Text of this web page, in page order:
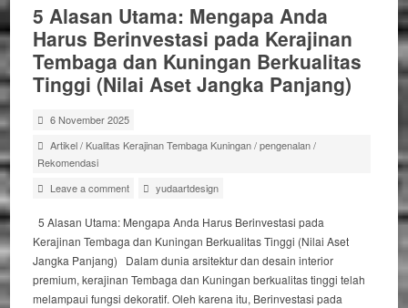
5 Alasan Utama: Mengapa Anda
Harus Berinvestasi pada Kerajinan
Tembaga dan Kuningan Berkualitas
Tinggi (Nilai Aset Jangka Panjang)
6 November 2025
Artikel/ Kualitas Kerajinan Tembaga Kuningan/pengenalan/
Rekomendasi
Leave a comment
yudaartdesign
5 Alasan Utama: Mengapa Anda Harus Berinvestasi pada
Kerajinan Tembaga dan Kuningan Berkualitas Tinggi (Nilai Aset
Jangka Panjang) Dalam dunia arsitektur dan desain interior
premium, kerajinan Tembaga dan Kuningan berkualitas tinggi telah
melampaui fungsi dekoratif. Oleh karena itu, Berinvestasi pada